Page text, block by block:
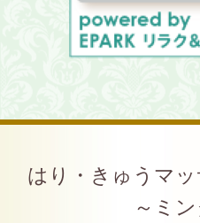
はり・きゅうマ
～ミ